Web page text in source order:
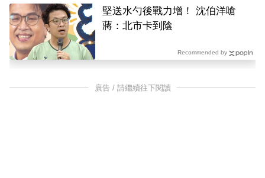
堅送水勺後戰力增！ 沈伯洋嗆
蔣：北市卡到陰
Recommended by
廣告 / 請繼續往下閱讀